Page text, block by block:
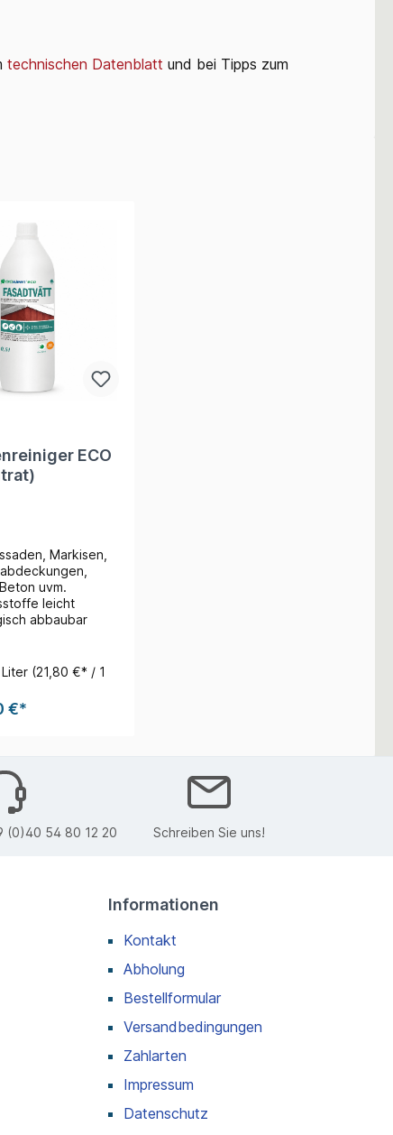
technischen Datenblatt und bei Tipps zum
ECO
Markisen,
uvm.
leicht
abbaubar
(21,80 €* / 1
€*
(0)40 54 80 12 20 Schreiben Sie uns!
Informationen
Kontakt
Abholung
Bestellformular
Versandbedingungen
Zahlarten
Impressum
Datenschutz